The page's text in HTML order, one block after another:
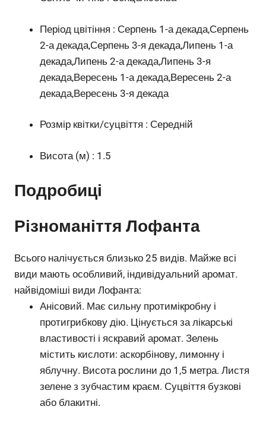
Період цвітіння : Серпень 1-а декада,Серпень
2-а декада,Серпень 3-я декада,Липень 1-а
декада,Липень 2-а декада,Липень 3-я
декада,Вересень 1-а декада,Вересень 2-а
декада,Вересень 3-я декада
Розмір квітки/суцвіття : Середній
Висота (м) : 1.5
Подробиці
Різноманіття Лофанта
Всього налічується близько 25 видів. Майже всі
види мають особливий, індивідуальний аромат.
найвідоміші види Лофанта:
Анісовий. Має сильну протимікробну і
протигрибкову дію. Цінується за лікарські
властивості і яскравий аромат. Зелень
містить кислоти: аскорбінову, лимонну і
яблучну. Висота рослини до 1,5 метра. Листя
зелене з зубчастим краєм. Суцвіття бузкові
або блакитні.